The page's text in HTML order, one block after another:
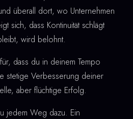
überall dort, wo Unternehmen
sich, dass Kontinuität schlägt
wird belohnt.
dass du in deinem Tempo
stetige Verbesserung deiner
aber flüchtige Erfolg.
jedem Weg dazu. Ein